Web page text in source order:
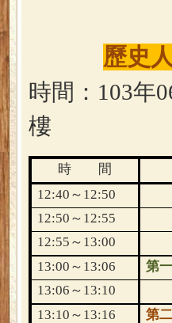
歷史
時間： 103年
樓
時 間
12:40 ～ 12:50
12:50 ～ 12:55
12:55 ～ 13:00
13:00 ～ 13:06
第
13:06 ～ 13:10
13:10 ～ 13:16
第